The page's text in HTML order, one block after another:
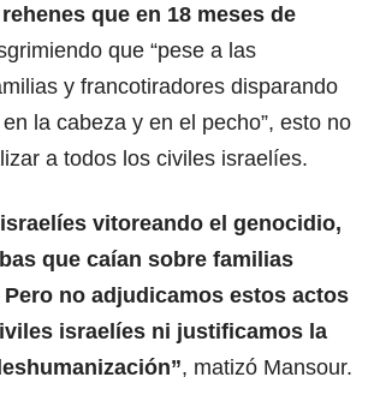
que en 18 meses de
que “pese a las
y francotiradores disparando
la cabeza y en el pecho”, esto no
a todos los civiles israelíes.
vitoreando el genocidio,
que caían sobre familias
Pero no adjudicamos estos actos
israelíes ni justificamos la
, matizó Mansour.